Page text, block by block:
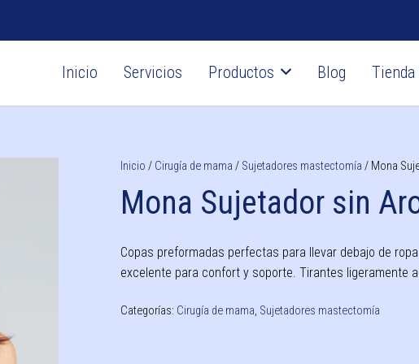
Inicio Servicios Productos Blog
Inicio / Cirugía de mama / Sujetadores mastectomía / Mona
Mona Sujetador sin
Copas preformadas perfectas para llevar debajo de
excelente para confort y soporte. Tirantes ligeramente
Categorías: Cirugía de mama, Sujetadores mastectomía